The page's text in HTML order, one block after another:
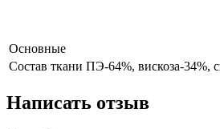
Основные
Состав ткани ПЭ-64%, вискоза-34%,
Написать отзыв